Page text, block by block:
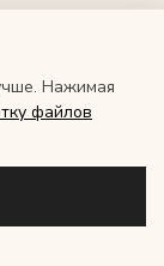
Нажимая
файлов